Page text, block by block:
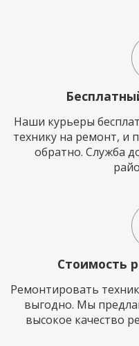
Наши курьеры
технику на ремонт, и
обратно. Служба
Стоимость
Ремонтировать
выгодно. Мы
высокое качество